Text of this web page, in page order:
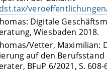
Digitale
Wiesbaden 2018.
Vetter, Maximilian:
auf den Berufsstand
BFuP 6/2021, S. 608-